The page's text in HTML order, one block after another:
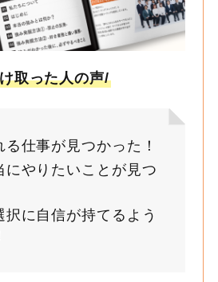
取った人の声/
仕事が見つかった！
にやりたいことが見つ
択に自信が持てるよう